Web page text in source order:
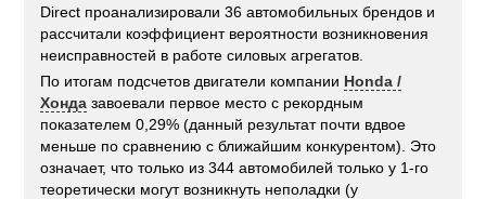
Direct проанализировали 36 автомобильных брендов и
рассчитали коэффициент вероятности возникновения
неисправностей в работе силовых агрегатов.
По итогам подсчетов двигатели компании Honda /
Хонда завоевали первое место с рекордным
показателем 0,29% (данный результат почти вдвое
меньше по сравнению с ближайшим конкурентом). Это
означает, что только из 344 автомобилей только у 1-го
теоретически могут возникнуть неполадки (у